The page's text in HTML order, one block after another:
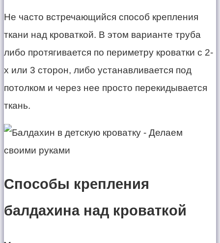
Не часто встречающийся способ крепления
ткани над кроваткой. В этом варианте труба
либо протягивается по периметру кроватки с 2‐
х или 3 сторон, либо устанавливается под
потолком и через нее просто перекидывается
ткань.
Способы крепления
балдахина над кроваткой